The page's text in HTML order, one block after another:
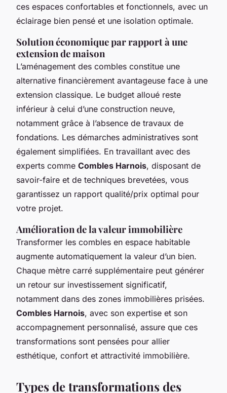
ces espaces confortables et fonctionnels, avec un
éclairage bien pensé et une isolation optimale.
Solution économique par rapport à une
extension de maison
L’aménagement des combles constitue une
alternative financièrement avantageuse face à une
extension classique. Le budget alloué reste
inférieur à celui d’une construction neuve,
notamment grâce à l’absence de travaux de
fondations. Les démarches administratives sont
également simplifiées. En travaillant avec des
experts comme Combles Harnois, disposant de
savoir-faire et de techniques brevetées, vous
garantissez un rapport qualité/prix optimal pour
votre projet.
Amélioration de la valeur immobilière
Transformer les combles en espace habitable
augmente automatiquement la valeur d’un bien.
Chaque mètre carré supplémentaire peut générer
un retour sur investissement significatif,
notamment dans des zones immobilières prisées.
Combles Harnois, avec son expertise et son
accompagnement personnalisé, assure que ces
transformations sont pensées pour allier
esthétique, confort et attractivité immobilière.
Types de transformations des